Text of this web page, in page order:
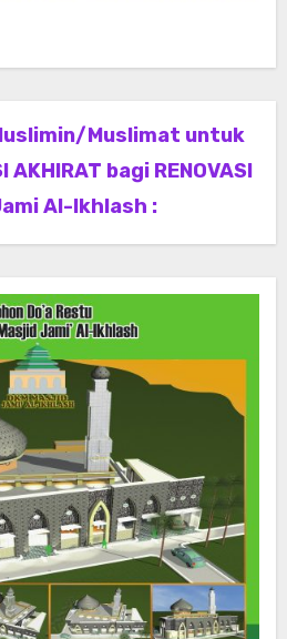
Muslimat untuk
AKHIRAT bagi RENOVASI
Al-Ikhlash :